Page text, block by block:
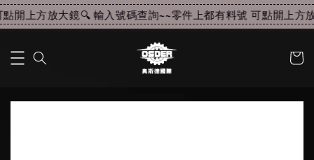
開上方放大鏡🔍 輸入號碼查詢~~零件上都有料號 可點開上方